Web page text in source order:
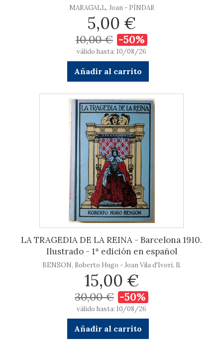
MARAGALL, Joan - PÍNDAR
5,00 €
10,00 € -50%
válido hasta: 10/08/26
Añadir al carrito
LA TRAGEDIA DE LA REINA - Barcelona 1910.
Ilustrado - 1ª edición en español
BENSON, Roberto Hugo - Joan Vila d'Ivori, Il.
15,00 €
30,00 € -50%
válido hasta: 10/08/26
Añadir al carrito